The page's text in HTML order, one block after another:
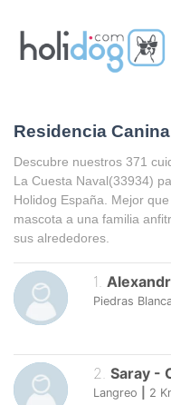
Residencia
Descubre nuestros 371
La Cuesta Naval(33934)
Holidog España. Mejor
mascota a una familia
sus alrededores.
1
Piedras
2. Saray -
Langreo 2